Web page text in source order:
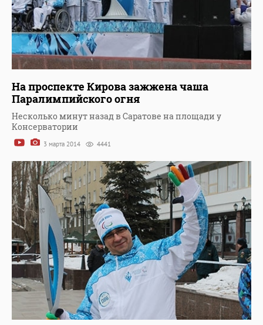
На проспекте Кирова зажжена чаша
Паралимпийского огня
Несколько минут назад в Саратове на площади у
Консерватории
3 марта 2014 4441